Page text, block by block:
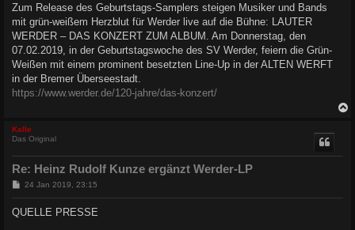
t
r
a
g
Zum Release des Geburtstags-Samplers steigen Musiker und Bands
mit grün-weißem Herzblut für Werder live auf die Bühne: LAUTER
WERDER – DAS KONZERT ZUM ALBUM. Am Donnerstag, den
07.02.2019, in der Geburtstagswoche des SV Werder, feiern die Grün-
Weißen mit einem prominent besetzten Line-Up in der ALTEN WERFT
in der Bremer Überseestadt.
https://www.werder.de/120-jahre/das-konzert/
Kalle
Das Original
Re: Heinz Rudolf Kunze ergänzt Werder-LP
B
t
24 Jan 2019, 23:15
QUELLE PRESSE